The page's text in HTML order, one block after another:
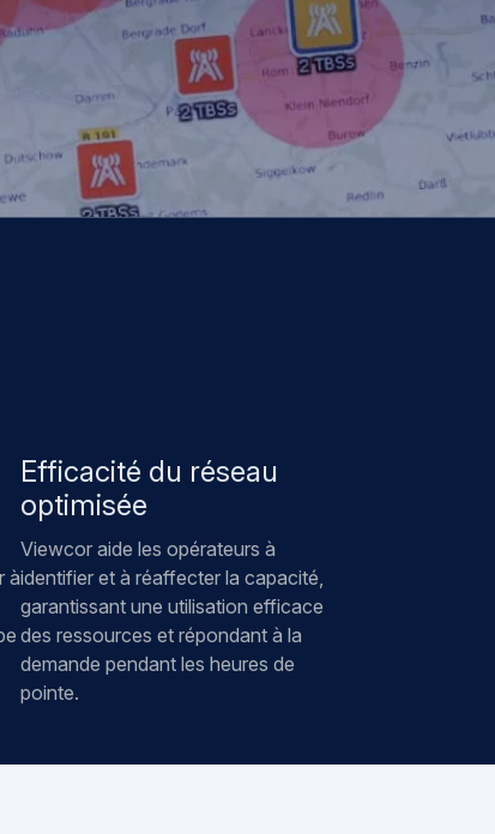
à
Efficacité du réseau
optimisée
Viewcor aide les opérateurs à
identifier et à réaffecter la capacité,
garantissant une utilisation efficace
des ressources et répondant à la
demande pendant les heures de
pointe.